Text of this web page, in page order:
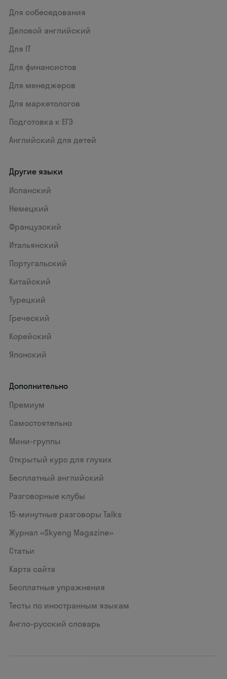
Для собеседования
Деловой английский
Для IT
Для финансистов
Для менеджеров
Для маркетологов
Подготовка к ЕГЭ
Английский для детей
Другие языки
Испанский
Немецкий
Французский
Итальянский
Португальский
Китайский
Турецкий
Греческий
Корейский
Японский
Дополнительно
Премиум
Самостоятельно
Мини-группы
Открытый курс для глухих
Бесплатный английский
Разговорные клубы
15‑минутные разговоры Talks
Журнал «Skyeng Magazine»
Статьи
Карта сайта
Бесплатные упражнения
Тесты по иностранным языкам
Англо-русский словарь